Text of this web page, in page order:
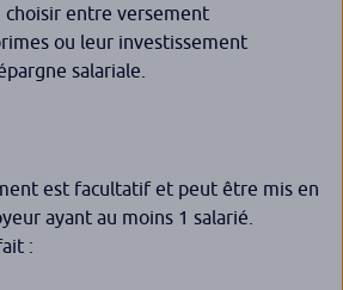
choisir entre versement
ou leur investissement
salariale.
est facultatif et peut être mis en
ayant au moins 1 salarié.
: